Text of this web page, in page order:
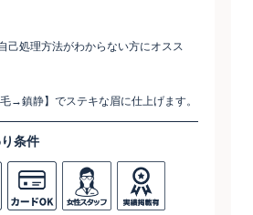
己処理方法がわからない方にオスス
→鎮静】でステキな眉に仕上げます。
条件